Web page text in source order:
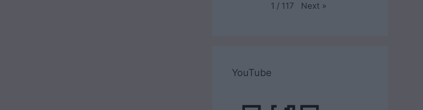
1 / 117 Next »
YouTube